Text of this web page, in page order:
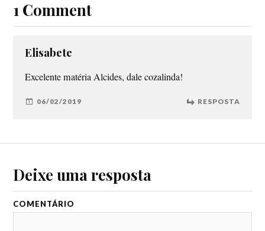
1 Comment
Elisabete
Excelente matéria Alcides, dale cozalinda!
06/02/2019 RESPOSTA
Deixe uma resposta
COMENTÁRIO